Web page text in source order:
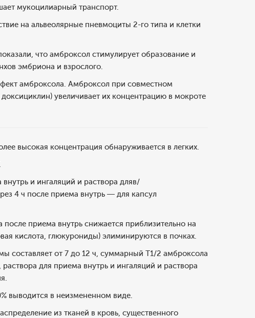
мукоцилиарный транспорт.
на альвеолярные пневмоциты 2-го типа и клетки
что амброксол стимулирует образование и
эмбриона и взрослого.
амброксола. Амброксол при совместном
увеличивает их концентрацию в мокроте
высокая концентрация обнаруживается в легких.
и ингаляций и раствора дляв/
4 ч после приема внутрь — для капсул
приема внутрь снижается приблизительно на
кислота, глюкурониды) элиминируются в почках.
составляет от 7 до 12 ч, суммарный T1/2 амброксола
для приема внутрь и ингаляций и раствора
выводится в неизмененном виде.
из тканей в кровь, существенного